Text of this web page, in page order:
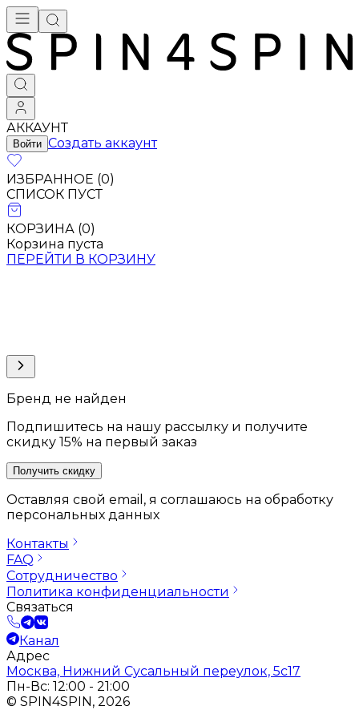
АККАУНТ
Войти Создать аккаунт
ИЗБРАННОЕ (0)
СПИСОК ПУСТ
КОРЗИНА (0)
Корзина пуста
ПЕРЕЙТИ В КОРЗИНУ
Бренд не найден
Подпишитесь на нашу рассылку и получите
скидку 15% на первый заказ
Получить скидку
Оставляя свой email, я соглашаюсь на обработку
персональных данных
Контакты
FAQ
Сотрудничество
Политика конфиденциальности
Связаться
Канал
Адрес
Москва, Нижний Сусальный переулок, 5с17
Пн-Вс: 12:00 - 21:00
© SPIN4SPIN, 2026
Брендовая одежда - купить в Москве